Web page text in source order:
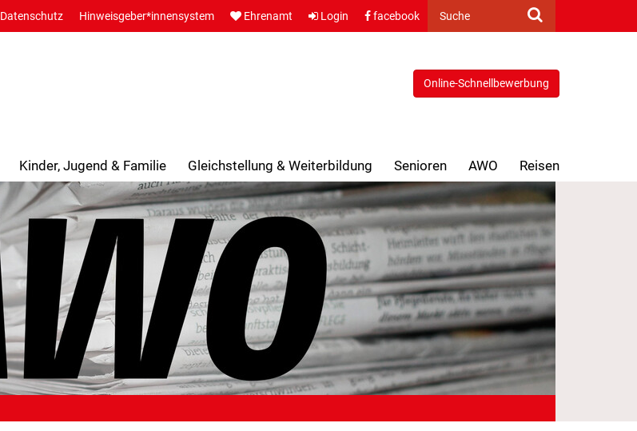
Suche
Datenschutz Hinweisgeber*innensystem Ehrenamt Login facebook
Online-Schnellbewerbung
Kinder, Jugend & Familie Gleichstellung & Weiterbildung Senioren AWO Reisen